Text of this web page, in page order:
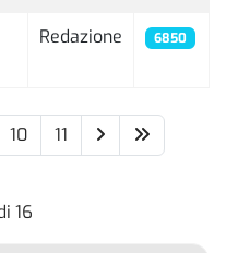
Redazione 6850
16
10 11